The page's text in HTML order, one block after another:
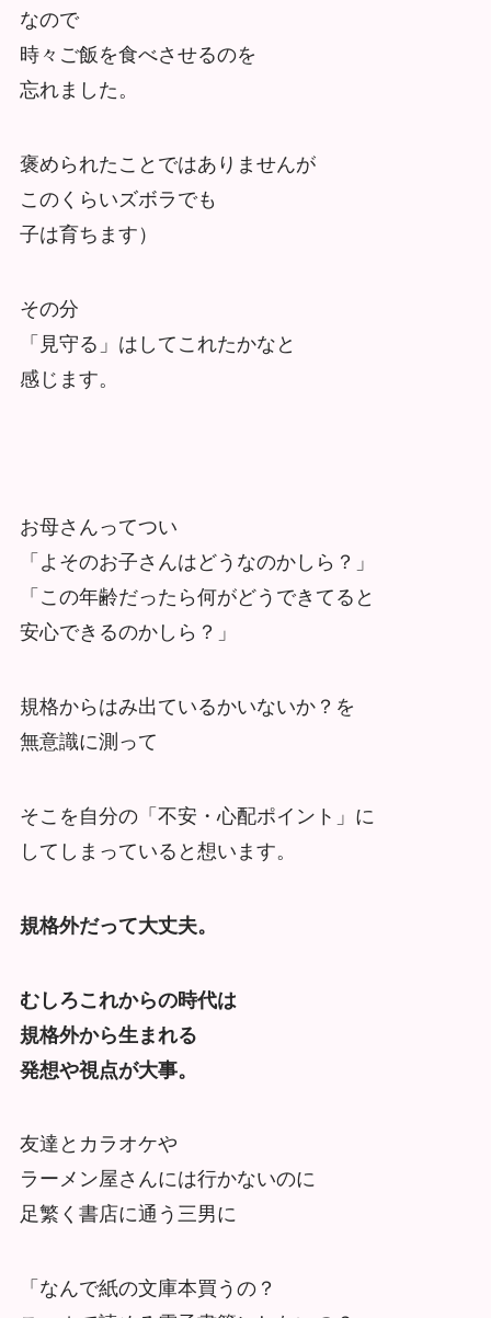
なので
時々ご飯を食べさせるのを
忘れました。
褒められたことではありませんが
このくらいズボラでも
子は育ちます）
その分
「見守る」はしてこれたかなと
感じます。
お母さんってつい
「よそのお子さんはどうなのかしら？」
「この年齢だったら何がどうできてると
安心できるのかしら？」
規格からはみ出ているかいないか？を
無意識に測って
そこを自分の「不安・心配ポイント」に
してしまっていると想います。
規格外だって大丈夫。
むしろこれからの時代は
規格外から生まれる
発想や視点が大事。
友達とカラオケや
ラーメン屋さんには行かないのに
足繁く書店に通う三男に
「なんで紙の文庫本買うの？